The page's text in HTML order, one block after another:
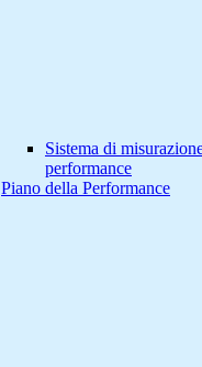
Sistema di
performance
Piano della Performance